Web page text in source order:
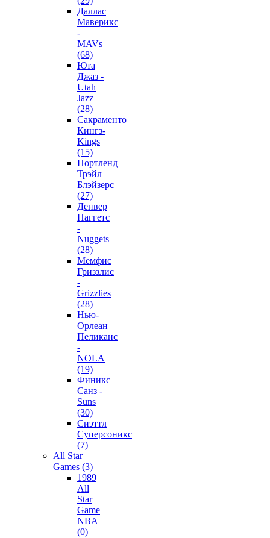
Даллас
Маверикс
-
MAVs
(68)
Юта
Джаз -
Utah
Jazz
(28)
Сакраменто
Кингз-
Kings
(15)
Портленд
Трэйл
Блэйзерс
(27)
Денвер
Наггетс
-
Nuggets
(28)
Мемфис
Гриззлис
-
Grizzlies
(28)
Нью-
Орлеан
Пеликанс
-
NOLA
(19)
Финикс
Санз -
Suns
(30)
Сиэттл
Суперсоникс
(7)
All Star
Games (3)
1989
All
Star
Game
NBA
(0)